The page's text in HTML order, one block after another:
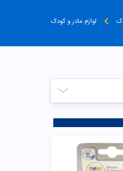
لوازم مادر و کودک